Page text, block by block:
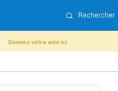
Rechercher
Donnez votre avis ici